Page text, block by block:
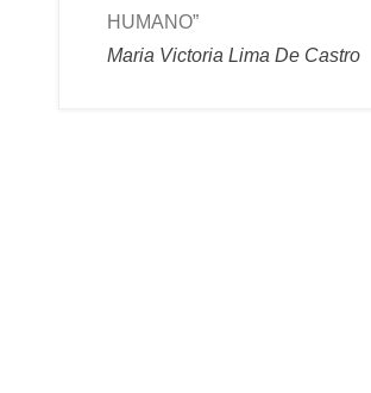
HUMANO”
Maria Victoria Lima De Castro